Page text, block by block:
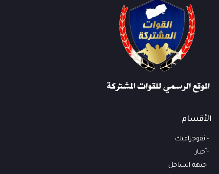
الأقسام
انفوجرافيك
أخبار
جبهة الساحل